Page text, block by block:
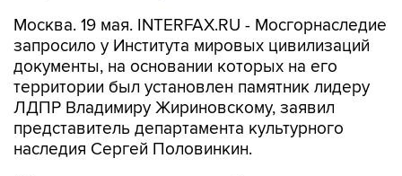
Москва. 19 мая. INTERFAX.RU - Мосгорнаследие
запросило у Института мировых цивилизаций
документы, на основании которых на его
территории был установлен памятник лидеру
ЛДПР Владимиру Жириновскому, заявил
представитель департамента культурного
наследия Сергей Половинкин.